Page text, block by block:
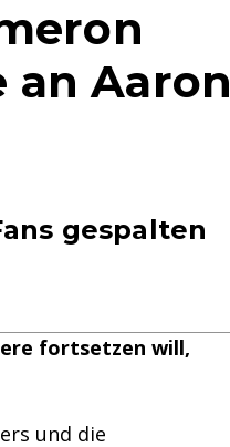
an Aaron
gespalten
fortsetzen will,
und die